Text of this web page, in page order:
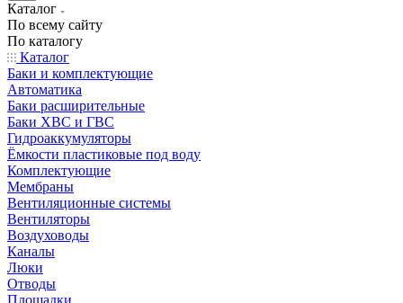
Каталог
По всему сайту
По каталогу
Каталог
Баки и комплектующие
Автоматика
Баки расширительные
Баки ХВС и ГВС
Гидроаккумуляторы
Ёмкости пластиковые под воду
Комплектующие
Мембраны
Вентиляционные системы
Вентиляторы
Воздуховоды
Каналы
Люки
Отводы
Площадки